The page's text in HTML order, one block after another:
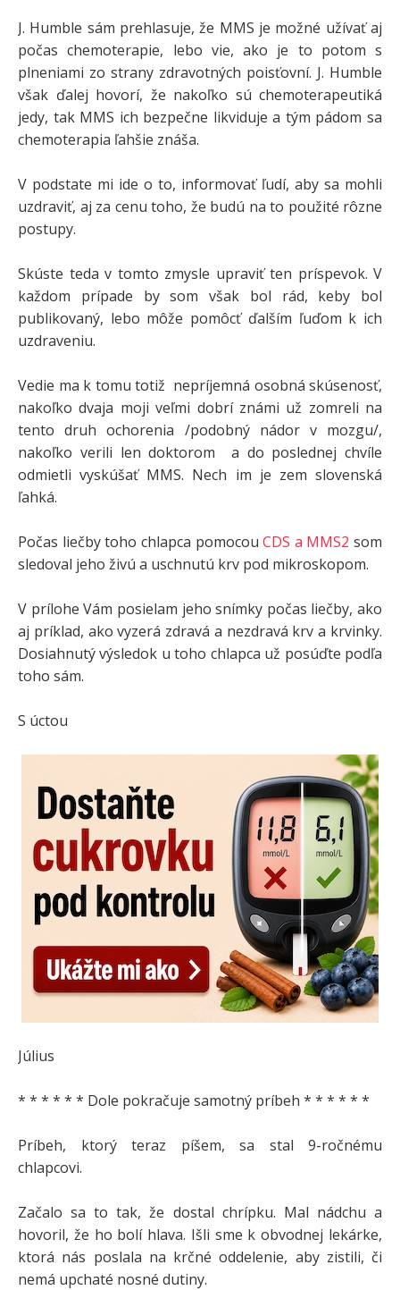
J. Humble sám prehlasuje, že MMS je možné užívať aj
počas chemoterapie, lebo vie, ako je to potom s
plneniami zo strany zdravotných poisťovní. J. Humble
však ďalej hovorí, že nakoľko sú chemoterapeutiká
jedy, tak MMS ich bezpečne likviduje a tým pádom sa
chemoterapia ľahšie znáša.
V podstate mi ide o to, informovať ľudí, aby sa mohli
uzdraviť, aj za cenu toho, že budú na to použité rôzne
postupy.
Skúste teda v tomto zmysle upraviť ten príspevok. V
každom prípade by som však bol rád, keby bol
publikovaný, lebo môže pomôcť ďalším ľuďom k ich
uzdraveniu.
Vedie ma k tomu totiž nepríjemná osobná skúsenosť,
nakoľko dvaja moji veľmi dobrí známi už zomreli na
tento druh ochorenia /podobný nádor v mozgu/,
nakoľko verili len doktorom a do poslednej chvíle
odmietli vyskúšať MMS. Nech im je zem slovenská
ľahká.
Počas liečby toho chlapca pomocouCDS a MMS2 som
sledoval jeho živú a uschnutú krv pod mikroskopom.
V prílohe Vám posielam jeho snímky počas liečby, ako
aj príklad, ako vyzerá zdravá a nezdravá krv a krvinky.
Dosiahnutý výsledok u toho chlapca už posúďte podľa
toho sám.
S úctou
Július
* * * * * * Dole pokračuje samotný príbeh * * * * * *
Príbeh, ktorý teraz píšem, sa stal 9-ročnému
chlapcovi.
Začalo sa to tak, že dostal chrípku. Mal nádchu a
hovoril, že ho bolí hlava. Išli sme k obvodnej lekárke,
ktorá nás poslala na krčné oddelenie, aby zistili, či
nemá upchaté nosné dutiny.